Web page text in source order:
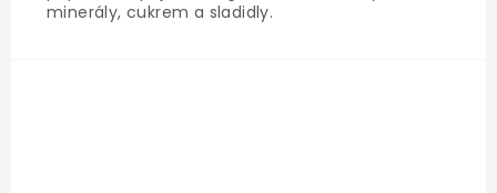
minerály, cukrem a sladidly.